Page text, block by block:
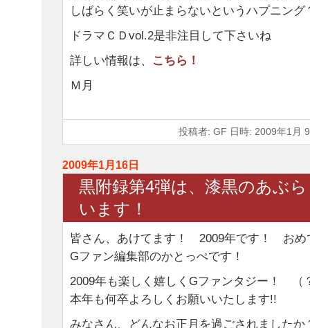
しばらく笑いが止まらないというハプニン
ドラマＣＤvol.2是非注目して下さいね
詳しい情報は、 こちら！
Ｍ月
投稿者: GF 日時: 2009年1月
2009年1月16日
黒附録第4弾は、漆黒のあぶ
います！
皆さん、あけてます！ 2009年です！ おめ
Gファン編集部のかとっぺです！
2009年も楽しく嬉しくGファンタジー！ （
本年も何卒よろしくお願いいたします!!
みなさん、どんなお正月を過ごされましたか